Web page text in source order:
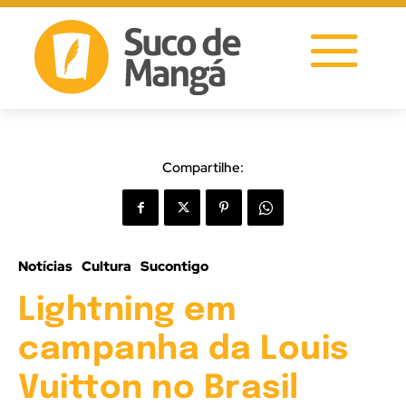
Compartilhe:
Notícias Cultura Sucontigo
Lightning em
campanha da Louis
Vuitton no Brasil